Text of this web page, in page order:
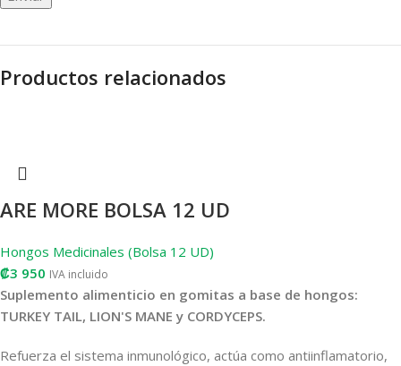
Productos relacionados
ARE MORE BOLSA 12 UD
Hongos Medicinales (Bolsa 12 UD)
₡3 950 IVA incluido
Suplemento alimenticio en gomitas a base de hongos:
TURKEY TAIL, LION'S MANE y CORDYCEPS.
Refuerza el sistema inmunológico, actúa como antiinflamatorio,